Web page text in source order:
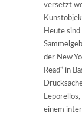
versetzt
Heute
der New
Read“ in
einem